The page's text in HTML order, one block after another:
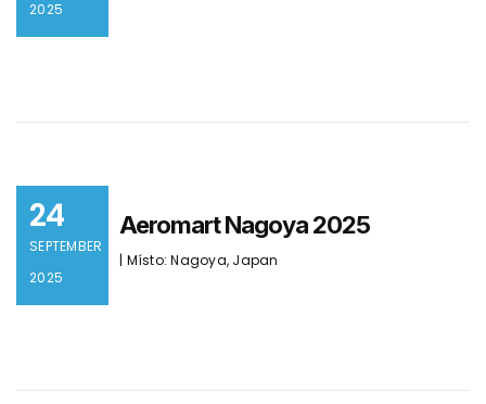
2025
24
SEPTEMBER
2025
Aeromart Nagoya 2025
| Místo: Nagoya, Japan